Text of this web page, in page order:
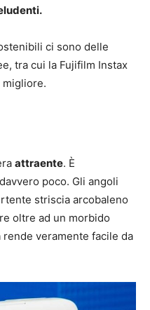
ci sono delle
tra cui la Fujifilm Instax
migliore.
attraente. È
poco. Gli angoli
striscia arcobaleno
oltre ad un morbido
veramente facile da